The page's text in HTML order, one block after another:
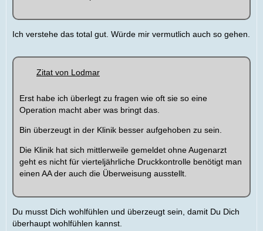
Ich verstehe das total gut. Würde mir vermutlich auch so gehen.
Zitat von Lodmar
Erst habe ich überlegt zu fragen wie oft sie so eine
Operation macht aber was bringt das.
Bin überzeugt in der Klinik besser aufgehoben zu sein.
Die Klinik hat sich mittlerweile gemeldet ohne Augenarzt
geht es nicht für vierteljährliche Druckkontrolle benötigt man
einen AA der auch die Überweisung ausstellt.
Du musst Dich wohlfühlen und überzeugt sein, damit Du Dich
überhaupt wohlfühlen kannst.